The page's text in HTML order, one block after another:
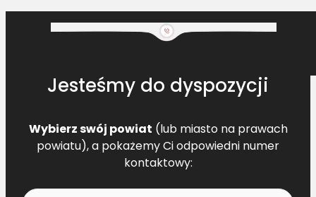
Jesteśmy do dyspozycji
Wybierz swój powiat (lub miasto na prawach
powiatu), a pokażemy Ci odpowiedni numer
kontaktowy: